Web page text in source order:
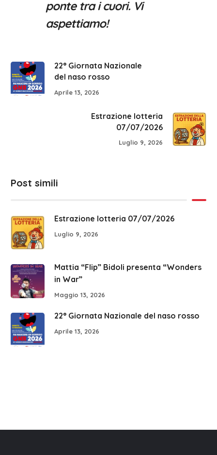
ponte tra i cuori. Vi
aspettiamo!
22° Giornata Nazionale
del naso rosso
Aprile 13, 2026
Estrazione lotteria
07/07/2026
Luglio 9, 2026
Post simili
Estrazione lotteria 07/07/2026
Luglio 9, 2026
Mattia “Flip” Bidoli presenta “Wonders
in War”
Maggio 13, 2026
22° Giornata Nazionale del naso rosso
Aprile 13, 2026